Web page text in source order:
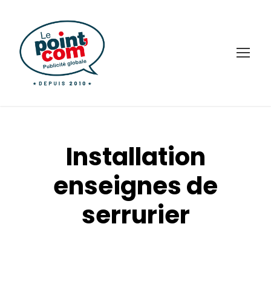
Installation
enseignes de
serrurier